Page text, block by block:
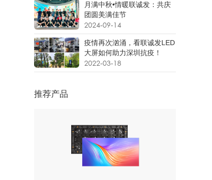
月满中秋•情暖联诚发：共庆
团圆美满佳节
2024-09-14
疫情再次汹涌，看联诚发LED
大屏如何助力深圳抗疫！
2022-03-18
推荐产品